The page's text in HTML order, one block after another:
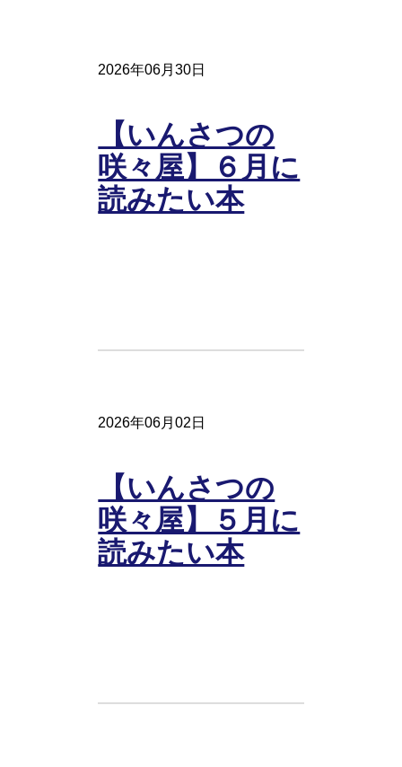
2026年06月30日
【いんさつの
咲々屋】６月に
読みたい本
2026年06月02日
【いんさつの
咲々屋】５月に
読みたい本